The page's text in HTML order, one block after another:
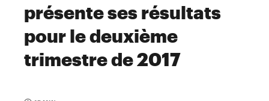
présente ses résultats
pour le deuxième
trimestre de 2017